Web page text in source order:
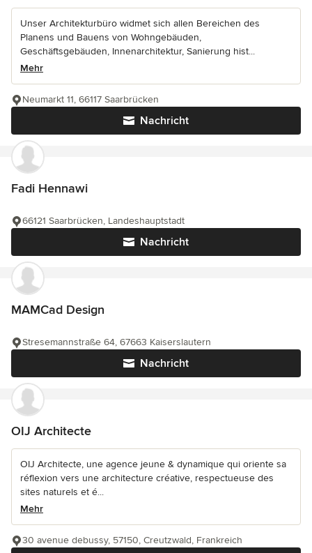
Unser Architekturbüro widmet sich allen Bereichen des
Planens und Bauens von Wohngebäuden,
Geschäftsgebäuden, Innenarchitektur, Sanierung hist...
Mehr
Nachricht
Neumarkt 11, 66117 Saarbrücken
Fadi Hennawi
Nachricht
66121 Saarbrücken, Landeshauptstadt
MAMCad Design
Nachricht
Stresemannstraße 64, 67663 Kaiserslautern
OIJ Architecte
OIJ Architecte, une agence jeune & dynamique qui oriente sa
réflexion vers une architecture créative, respectueuse des
sites naturels et é...
Mehr
30 avenue debussy, 57150, Creutzwald, Frankreich